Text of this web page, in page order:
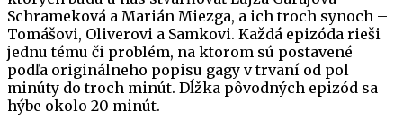
Schrameková a Marián Miezga, a ich troch synoch –
Tomášovi, Oliverovi a Samkovi. Každá epizóda rieši
jednu tému či problém, na ktorom sú postavené
podľa originálneho popisu gagy v trvaní od pol
minúty do troch minút. Dĺžka pôvodných epizód sa
hýbe okolo 20 minút.